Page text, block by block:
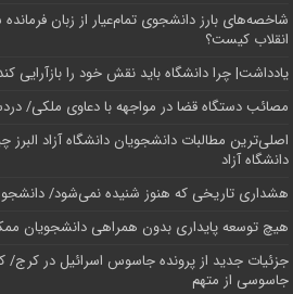
شاخصه‌های بارز دانشجوی تمام‌عیار از زبان فرمانده
انقلاب کیست؟
یادداشت| چرا دانشگاه باید نقش خود را بازآرایی
مصائب دستگاه قضا در مواجهه با دعاوی ملکی/
اصلی‌ترین مطالبات دانشجویان دانشگاه آزاد
دانشگاه آز‌اد
هشداری تاریخی که هنوز شنیده نمی‌شود/
هیچ توسعه پایداری بدون همراهی دانشجویان
جزئیات جدید از پرونده جاسوس اسرائیل در
جاسوسی از متهم